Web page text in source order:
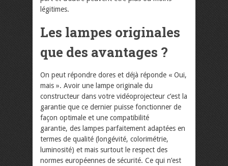
légitimes.
Les lampes originales
que des avantages ?
On peut répondre dores et déjà réponde « Oui,
mais ». Avoir une lampe originale du
constructeur dans votre vidéoprojecteur c’est la
garantie que ce dernier puisse fonctionner de
façon optimale et une compatibilité
garantie, des lampes parfaitement adaptées en
termes de qualité (longévité, colorimétrie,
luminosité) et mais surtout le respect des
normes européennes de sécurité. Ce qui n’est